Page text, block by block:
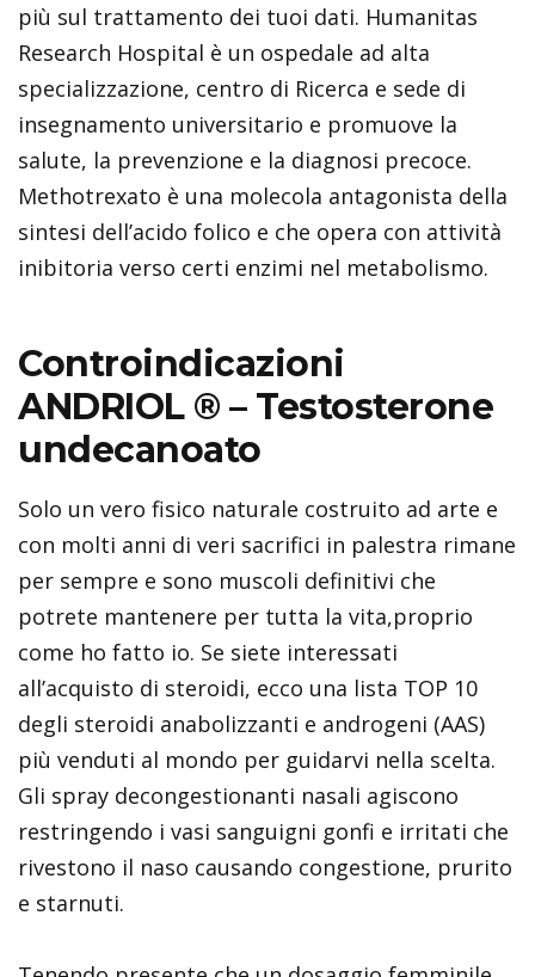
più sul trattamento dei tuoi dati. Humanitas
Research Hospital è un ospedale ad alta
specializzazione, centro di Ricerca e sede di
insegnamento universitario e promuove la
salute, la prevenzione e la diagnosi precoce.
Methotrexato è una molecola antagonista della
sintesi dell’acido folico e che opera con attività
inibitoria verso certi enzimi nel metabolismo.
Controindicazioni
ANDRIOL ® – Testosterone
undecanoato
Solo un vero fisico naturale costruito ad arte e
con molti anni di veri sacrifici in palestra rimane
per sempre e sono muscoli definitivi che
potrete mantenere per tutta la vita,proprio
come ho fatto io. Se siete interessati
all’acquisto di steroidi, ecco una lista TOP 10
degli steroidi anabolizzanti e androgeni (AAS)
più venduti al mondo per guidarvi nella scelta.
Gli spray decongestionanti nasali agiscono
restringendo i vasi sanguigni gonfi e irritati che
rivestono il naso causando congestione, prurito
e starnuti.